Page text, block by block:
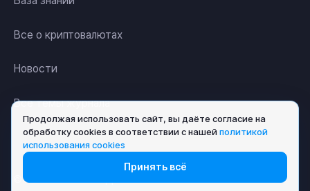
Все о криптовалютах
Новости
Все темы журнала
© АО «ИНТЕЛИОН ДАТА» 2026
Продолжая использовать сайт, вы даёте согласие на
обработку cookies в соответствии с нашей политикой
использования cookies
Принять всё